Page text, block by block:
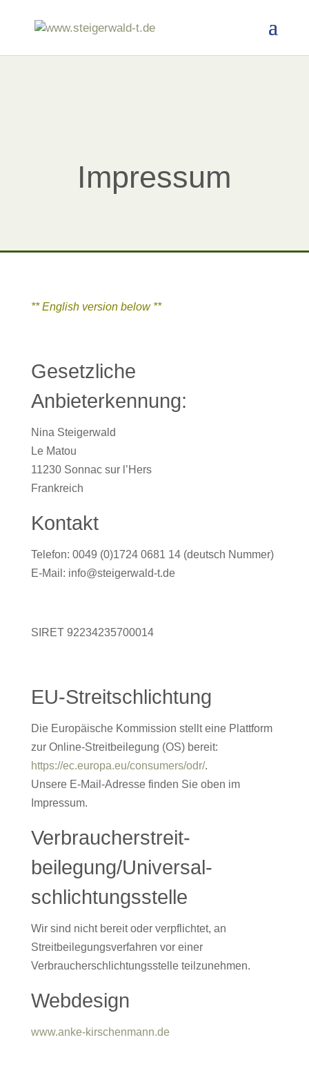
Impressum
** English version below **
Gesetzliche
Anbieterkennung:
Nina Steigerwald
Le Matou
11230 Sonnac sur l’Hers
Frankreich
Kontakt
Telefon: 0049 (0)1724 0681 14 (deutsch Nummer)
E-Mail: info@steigerwald-t.de
SIRET 92234235700014
EU-Streitschlichtung
Die Europäische Kommission stellt eine Plattform
zur Online-Streitbeilegung (OS) bereit:
https://ec.europa.eu/consumers/odr/.
Unsere E-Mail-Adresse finden Sie oben im
Impressum.
Verbraucher­streit­
beilegung/Universal­
schlichtungs­stelle
Wir sind nicht bereit oder verpflichtet, an
Streitbeilegungsverfahren vor einer
Verbraucherschlichtungsstelle teilzunehmen.
Webdesign
www.anke-kirschenmann.de